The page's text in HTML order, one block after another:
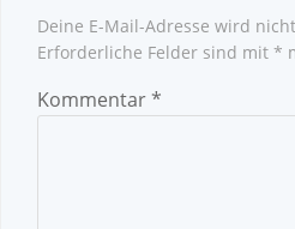
Deine E-Mail-Adresse wird
Erforderliche Felder sind mit *
Kommentar*